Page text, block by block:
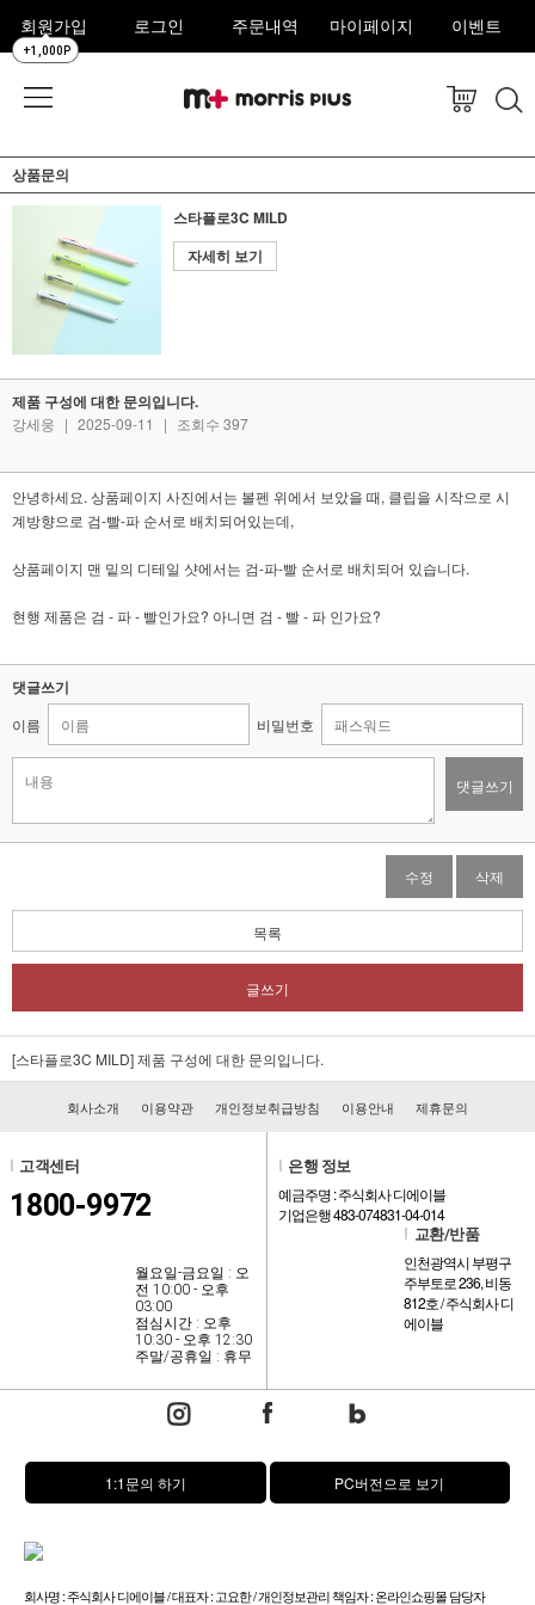
회원가입
+1,000P
로그인 주문내역 마이페이지 이벤트
상품문의
스타플로3C MILD
자세히 보기
제품 구성에 대한 문의입니다.
강세웅 | 2025-09-11 | 조회수 397
안녕하세요. 상품페이지 사진에서는 볼펜 위에서 보았을 때, 클립을 시작으로 시
계방향으로 검-빨-파 순서로 배치되어있는데,
상품페이지 맨 밑의 디테일 샷에서는 검-파-빨 순서로 배치되어 있습니다.
현행 제품은 검 - 파 - 빨인가요? 아니면 검 - 빨 - 파 인가요?
댓글쓰기
이름 비밀번호
댓글쓰기
수정 삭제
목록
글쓰기
[스타플로3C MILD]제품 구성에 대한 문의입니다.
회사소개 이용약관 개인정보취급방침 이용안내 제휴문의
고객센터
1800-9972
월요일-금요일 : 오
전 10:00 - 오후
03:00
점심시간 : 오후
10:30 - 오후 12:30
주말/공휴일 : 휴무
은행 정보
예금주명 : 주식회사 디에이블
기업은행 483-074831-04-014
교환/반품
인천광역시 부평구
주부토로 236, 비동
812호 / 주식회사 디
에이블
1:1문의 하기 PC버전으로 보기
회사명 : 주식회사 디에이블 / 대표자 : 고요한 / 개인정보관리 책임자 : 온라인쇼핑몰 담당자